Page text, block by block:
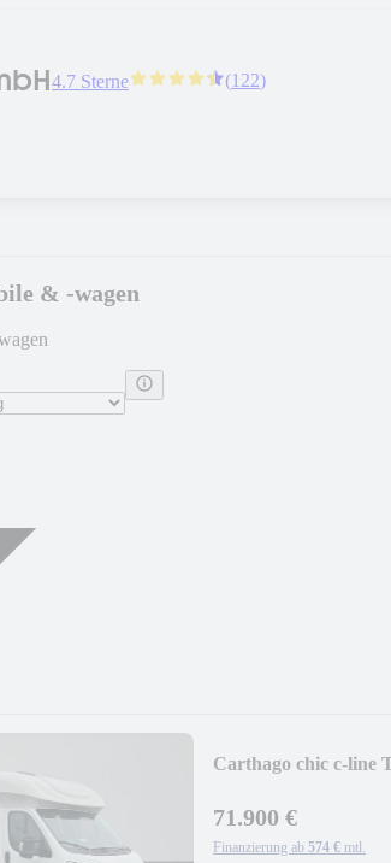
4.7 Sterne (122)
& -wagen
Carthago chic c-line
71.900 €
Finanzierung ab 574 € mtl.